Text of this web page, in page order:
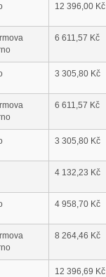
12 396,00 Kč
6 611,57 Kč
3 305,80 Kč
6 611,57 Kč
3 305,80 Kč
4 132,23 Kč
4 958,70 Kč
8 264,46 Kč
12 396,69 Kč